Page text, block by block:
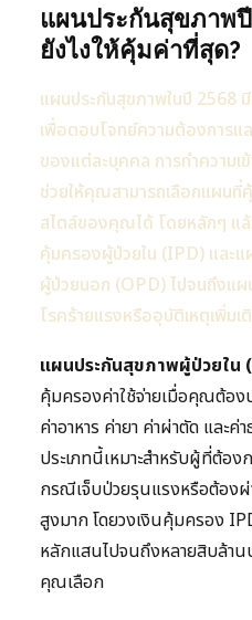
แผนประกันสุขภาพ
ยังไงให้คุ้มค่าที่สุด?
แผนประกันสุขภาพในปี 2568
เพื่อตอบโจทย์ความต้องการ
ของแต่ละบุคคล การทำความเ
ช่วยให้คุณสามารถเลือกแผนที่
สไตล์ของคุณได้ โดยหลักๆ แ
คุ้มครองผู้ป่วยใน (IPD) และ
ผู้ป่วยนอก (OPD) ไปจนถึงแ
โรคร้ายแรงหรืออุบัติเหตุเพิ่มเ
แผนประกันสุขภาพผู้ป่วยใน
คุ้มครองค่าใช้จ่ายเมื่อคุณต้อง
ค่าอาหาร ค่ายา ค่าผ่าตัด และ
ประเภทนี้เหมาะสำหรับผู้ที่ต้อ
กรณีเจ็บป่วยรุนแรงหรือต้องผ่
สูงมาก โดยวงเงินคุ้มครอง
หลักแสนไปจนถึงหลายสิบล้า
คุณเลือก